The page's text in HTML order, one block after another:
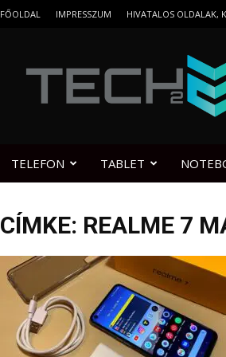
FŐOLDAL IMPRESSZUM HIVATALOS OLDALAK,
TELEFON TABLET
CÍMKE: REALME 7